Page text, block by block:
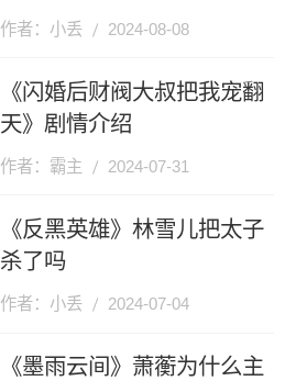
作者：小丢 2024-08-08
《闪婚后财阀大叔把我宠翻
天》剧情介绍
作者：霸主 2024-07-31
《反黑英雄》林雪儿把太子
杀了吗
作者：小丢 2024-07-04
《墨雨云间》萧蘅为什么主